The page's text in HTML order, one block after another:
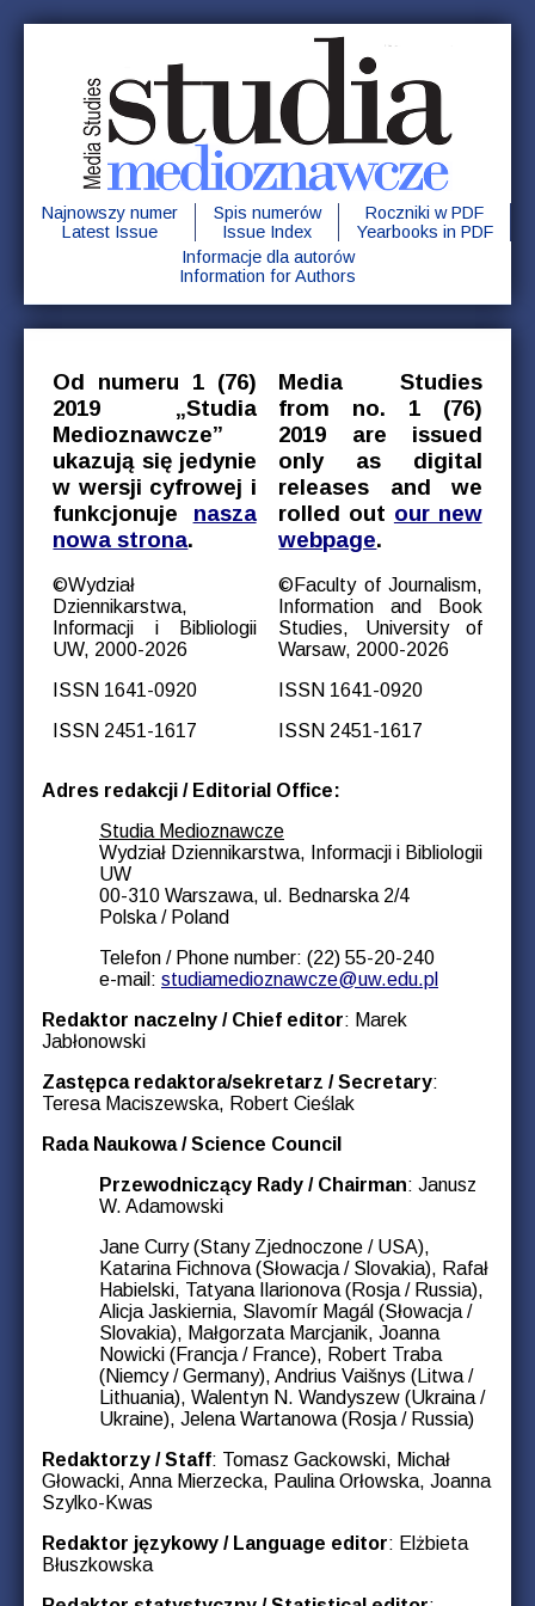
Najnowszy numer
Latest Issue
Spis numerów
Issue Index
Roczniki w PDF
Yearbooks in PDF
Informacje dla autorów
Information for Authors
Od numeru 1 (76)
2019 „Studia
Medioznawcze”
ukazują się jedynie
w wersji cyfrowej i
funkcjonuje nasza
nowa strona.
©Wydział
Dziennikarstwa,
Informacji i Bibliologii
UW, 2000-2026
ISSN 1641-0920
ISSN 2451-1617
Media Studies
from no. 1 (76)
2019 are issued
only as digital
releases and we
rolled out our new
webpage.
©Faculty of Journalism,
Information and Book
Studies, University of
Warsaw, 2000-2026
ISSN 1641-0920
ISSN 2451-1617
Adres redakcji / Editorial Office:
Studia Medioznawcze
Wydział Dziennikarstwa, Informacji i Bibliologii
UW
00-310 Warszawa, ul. Bednarska 2/4
Polska / Poland
Telefon / Phone number: (22) 55-20-240
e-mail: studiamedioznawcze@uw.edu.pl
Redaktor naczelny / Chief editor: Marek
Jabłonowski
Zastępca redaktora/sekretarz / Secretary:
Teresa Maciszewska, Robert Cieślak
Rada Naukowa / Science Council
Przewodniczący Rady / Chairman: Janusz
W. Adamowski
Jane Curry (Stany Zjednoczone / USA),
Katarina Fichnova (Słowacja / Slovakia), Rafał
Habielski, Tatyana Ilarionova (Rosja / Russia),
Alicja Jaskiernia, Slavomír Magál (Słowacja /
Slovakia), Małgorzata Marcjanik, Joanna
Nowicki (Francja / France), Robert Traba
(Niemcy / Germany), Andrius Vaišnys (Litwa /
Lithuania), Walentyn N. Wandyszew (Ukraina /
Ukraine), Jelena Wartanowa (Rosja / Russia)
Redaktorzy / Staff: Tomasz Gackowski, Michał
Głowacki, Anna Mierzecka, Paulina Orłowska, Joanna
Szylko-Kwas
Redaktor językowy / Language editor: Elżbieta
Błuszkowska